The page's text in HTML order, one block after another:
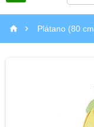
  Plátano (80